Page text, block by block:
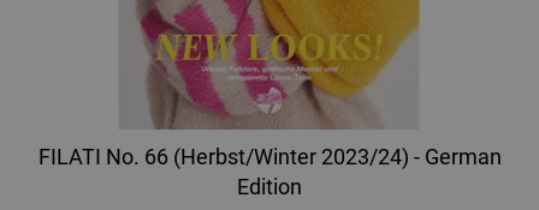
FILATI No. 66 (Herbst/Winter 2023/24) - German
Edition